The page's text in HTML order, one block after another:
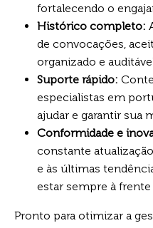
fortalecendo o
Histórico completo:
de convocações,
organizado e
Suporte rápido:
especialistas em
ajudar e garantir sua
Conformidade e
constante
e às últimas
estar sempre à frente
Pronto para otimizar a